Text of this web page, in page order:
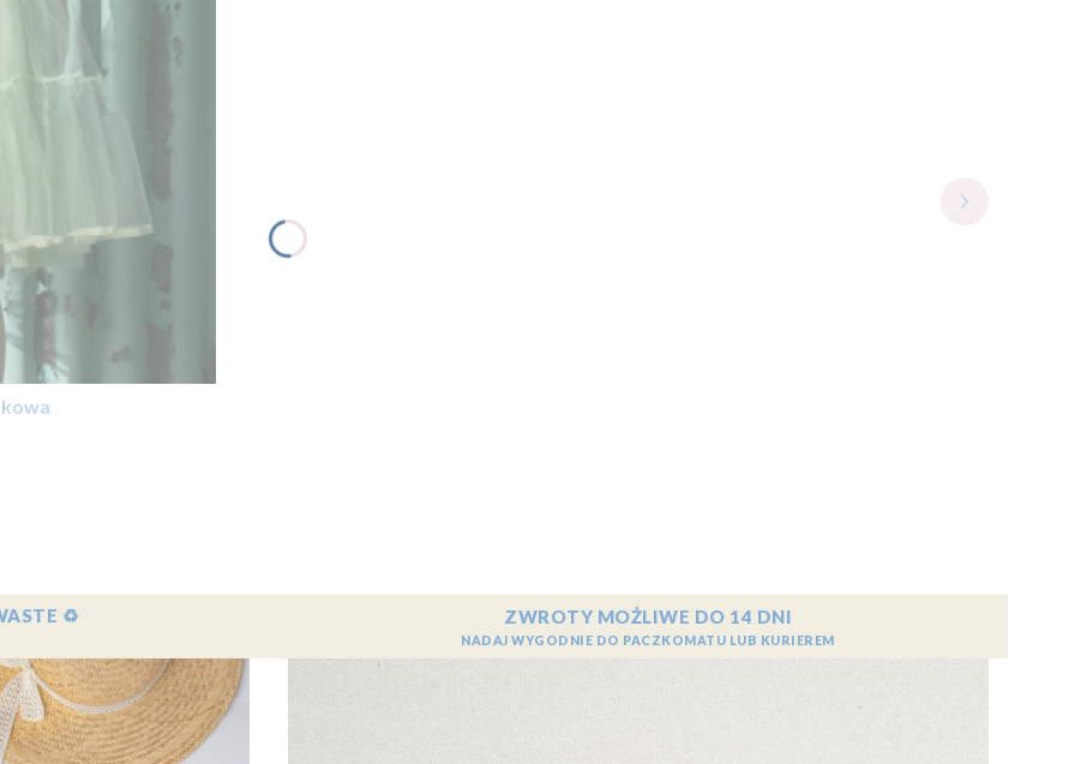
♻️ ZWROTY MOŻLIWE DO 14 DNI
NADAJ WYGODNIE DO PACZKOMATU LUB KURIEREM